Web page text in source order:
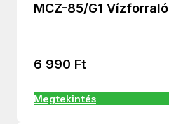
MCZ-85/G1 Vízforraló
6 990 Ft
Megtekintés